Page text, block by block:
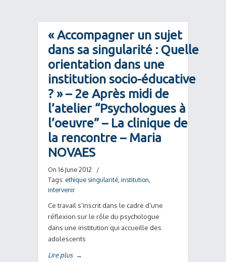
« Accompagner un sujet
dans sa singularité : Quelle
orientation dans une
institution socio-éducative
? » – 2e Après midi de
l’atelier “Psychologues à
l’oeuvre” – La clinique de
la rencontre – Maria
NOVAES
On 16 June 2012
/
Tags: ethique singularité institution
intervenir
Ce travail s’inscrit dans le cadre d’une
réflexion sur le rôle du psychologue
dans une institution qui accueille des
adolescents
Lire plus →